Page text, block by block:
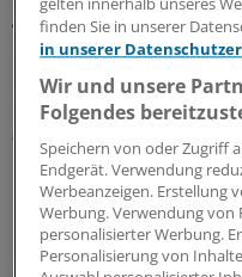
gesamtgesellschaftliche
der Gesundheitsrechtler
eine viel größere
07.08.2026
Leitliniennutzung
Hausärzte wünschen
strukturierter und
finden Sie in unserer
in unserer
Wir und unsere
Folgendes
Speichern von oder Zugriff
Endgerät. Verwendung
Werbeanzeigen. Erstellung
Werbung. Verwendung von
personalisierter Werbung.
Personalisierung von